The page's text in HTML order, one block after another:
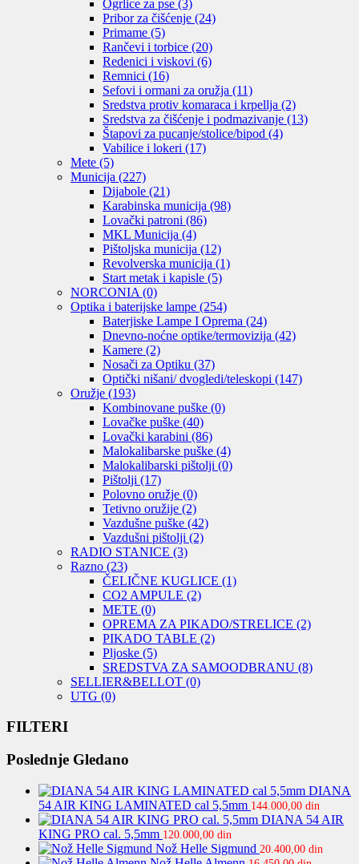
Ogrlice za pse (3)
Pribor za čišćenje (24)
Primame (5)
Rančevi i torbice (20)
Redenici i viskovi (6)
Remnici (16)
Sefovi i ormani za oružja (11)
Sredstva protiv komaraca i krpellja (2)
Sredstva za čišćenje i podmazivanje (13)
Štapovi za pucanje/stolice/bipod (4)
Vabilice i lokeri (17)
Mete (5)
Municija (227)
Dijabole (21)
Karabinska municija (98)
Lovački patroni (86)
MKL Municija (4)
Pištoljska municija (12)
Revolverska municija (1)
Start metak i kapisle (5)
NORCONIA (0)
Optika i baterijske lampe (254)
Baterjiske Lampe I Oprema (24)
Dnevno-noćne optike/termovizija (42)
Kamere (2)
Nosači za Optiku (37)
Optički nišani/ dvogledi/teleskopi (147)
Oružje (193)
Kombinovane puške (0)
Lovačke puške (40)
Lovački karabini (86)
Malokalibarske puške (4)
Malokalibarski pištolji (0)
Pištolji (17)
Polovno oružje (0)
Tetivno oružije (2)
Vazdušne puške (42)
Vazdušni pištolji (2)
RADIO STANICE (3)
Razno (23)
ČELIČNE KUGLICE (1)
CO2 AMPULE (2)
METE (0)
OPREMA ZA PIKADO/STRELICE (2)
PIKADO TABLE (2)
Pljoske (5)
SREDSTVA ZA SAMOODBRANU (8)
SELLIER&BELLOT (0)
UTG (0)
FILTERI
Poslednje Gledano
DIANA
54 AIR KING LAMINATED cal 5,5mm 144.000,00 din
DIANA 54 AIR
KING PRO cal. 5,5mm 120.000,00 din
Nož Helle Sigmund 20.400,00 din